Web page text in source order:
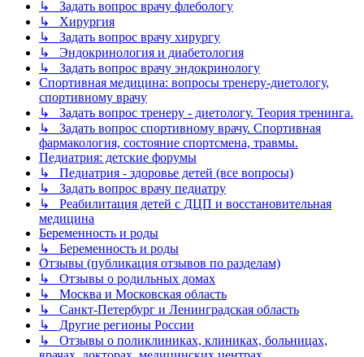
↳ Задать вопрос врачу флебологу
↳ Хирургия
↳ Задать вопрос врачу хирургу
↳ Эндокринология и диабетология
↳ Задать вопрос врачу эндокринологу
Спортивная медицина: вопросы тренеру-диетологу,
спортивному врачу
↳ Задать вопрос тренеру - диетологу. Теория тренинга.
↳ Задать вопрос спортивному врачу. Спортивная
фармакология, состояние спортсмена, травмы.
Педиатрия: детские форумы
↳ Педиатрия - здоровье детей (все вопросы)
↳ Задать вопрос врачу педиатру
↳ Реабилитация детей с ДЦП и восстановительная
медицина
Беременность и роды
↳ Беременность и роды
Отзывы (публикация отзывов по разделам)
↳ Отзывы о родильных домах
↳ Москва и Московская область
↳ Санкт-Петербург и Ленинградская область
↳ Другие регионы России
↳ Отзывы о поликлиниках, клиниках, больницах,